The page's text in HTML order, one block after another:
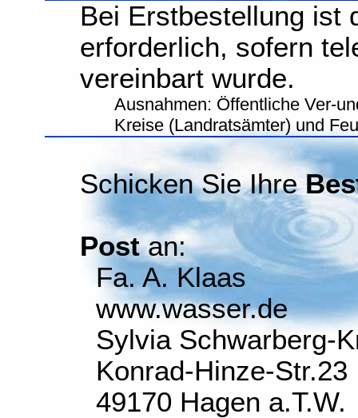
Bei Erstbestellung ist
erforderlich, sofern
vereinbart wurde.
Ausnahmen: Öffentliche Ver-
Kreise (Landratsämter) und
Schicken Sie Ihre
Postan:
Fa. A. Klaas
www.wasser.de
Sylvia Schwarberg-
Konrad-Hinze-Str.23
49170 Hagen a.T.W.